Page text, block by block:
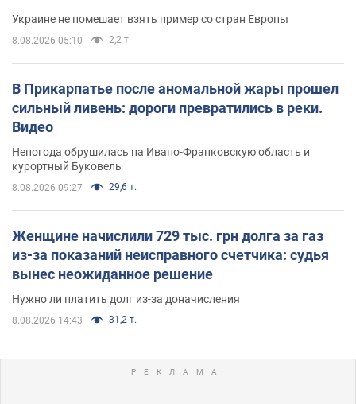
Украине не помешает взять пример со стран Европы
8.08.2026 05:10 2,2 т.
В Прикарпатье после аномальной жары прошел
сильный ливень: дороги превратились в реки.
Видео
Непогода обрушилась на Ивано-Франковскую область и
курортный Буковель
8.08.2026 09:27 29,6 т.
Женщине начислили 729 тыс. грн долга за газ
из-за показаний неисправного счетчика: судья
вынес неожиданное решение
Нужно ли платить долг из-за доначисления
8.08.2026 14:43 31,2 т.